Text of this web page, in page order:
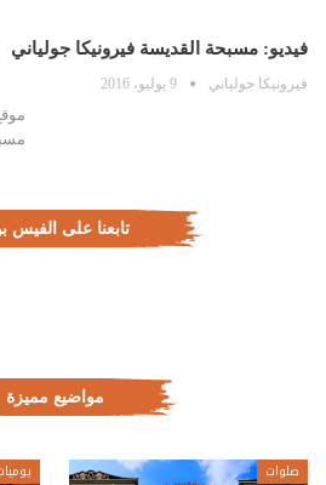
فيديو: مسبحة القديسة فيرونيكا جولياني
فيرونيكا جولياني 9 يوليو، 2016
تابعنا على الفيس
مواضيع مميزة
صلوات